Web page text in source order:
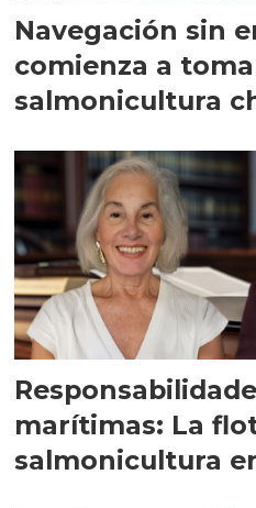
Navegación sin
comienza a
salmonicultura
marítimas: La
salmonicultura